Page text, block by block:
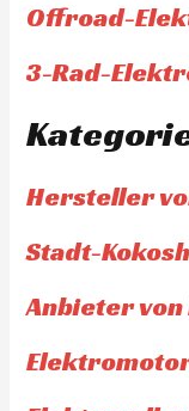
Offroad-
3-Rad-
Hersteller
Stadt-
Anbieter